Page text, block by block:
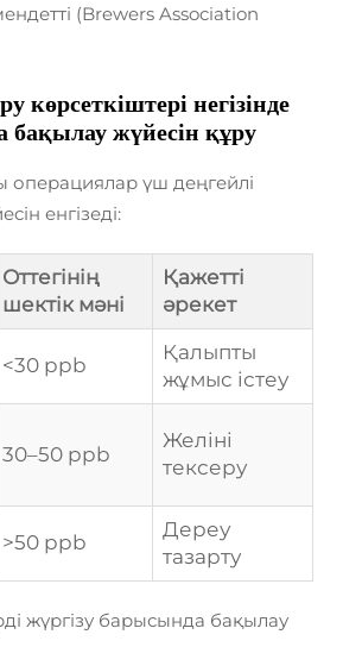
(Brewers Association
көрсеткіштері негізінде
бақылау жүйесін құру
операциялар үш деңгейлі
енгізеді:
Оттегінің
шектік мәні
Қажетті
әрекет
<30 ppb
Қалыпты
жұмыс істеу
30–50 ppb
Желіні
тексеру
>50 ppb
Дереу
тазарту
жүргізу барысында бақылау